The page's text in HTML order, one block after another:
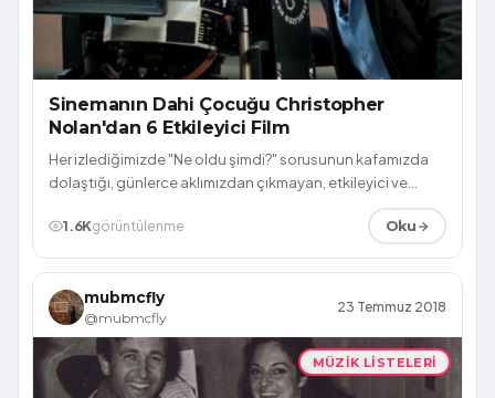
Sinemanın Dahi Çocuğu Christopher
Nolan'dan 6 Etkileyici Film
Her izlediğimizde "Ne oldu şimdi?" sorusunun kafamızda
dolaştığı, günlerce aklımızdan çıkmayan, etkileyici ve
1.6Kgörüntülenme Oku
mubmcfly
@mubmcfly
23 Temmuz 2018
MÜZIK LISTELERI